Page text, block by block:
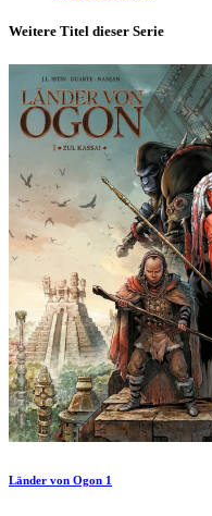
Weitere Titel dieser Serie
Länder von Ogon 1